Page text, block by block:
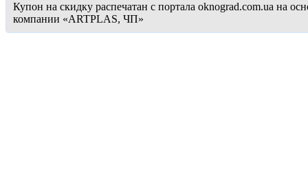
Купон на скидку распечатан с портала oknograd.com.ua на
компании «ARTPLAS, ЧП»